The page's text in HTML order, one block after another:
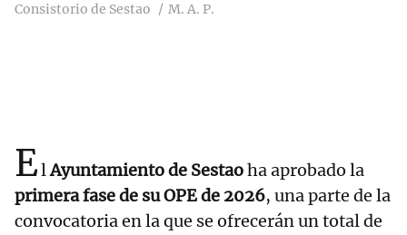
Consistorio de Sestao M. A. P.
ElAyuntamiento de Sestaoha aprobado la
primera fase de su OPE de 2026, una parte de la
convocatoria en la que se ofrecerán un total de